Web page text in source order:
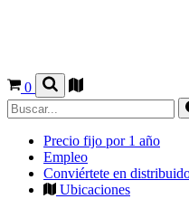
0
Precio fijo por 1 año
Empleo
Conviértete en
Ubicaciones